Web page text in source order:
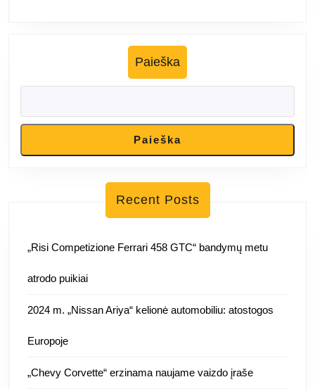
Paieška
Paieška
Recent Posts
„Risi Competizione Ferrari 458 GTC“ bandymų metu
atrodo puikiai
2024 m. „Nissan Ariya“ kelionė automobiliu: atostogos
Europoje
„Chevy Corvette“ erzinama naujame vaizdo įraše